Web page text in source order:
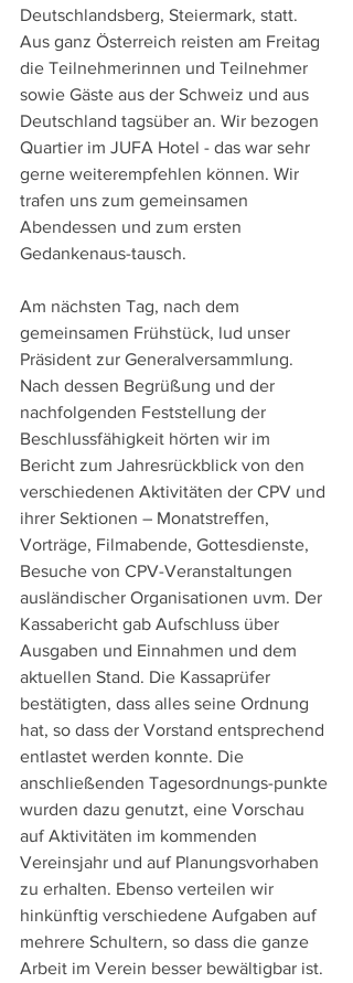
Deutschlandsberg, Steiermark, statt.
Aus ganz Österreich reisten am Freitag
die Teilnehmerinnen und Teilnehmer
sowie Gäste aus der Schweiz und aus
Deutschland tagsüber an. Wir bezogen
Quartier im JUFA Hotel - das war sehr
gerne weiterempfehlen können. Wir
trafen uns zum gemeinsamen
Abendessen und zum ersten
Gedankenaus-tausch.
Am nächsten Tag, nach dem
gemeinsamen Frühstück, lud unser
Präsident zur Generalversammlung.
Nach dessen Begrüßung und der
nachfolgenden Feststellung der
Beschlussfähigkeit hörten wir im
Bericht zum Jahresrückblick von den
verschiedenen Aktivitäten der CPV und
ihrer Sektionen – Monatstreffen,
Vorträge, Filmabende, Gottesdienste,
Besuche von CPV-Veranstaltungen
ausländischer Organisationen uvm. Der
Kassabericht gab Aufschluss über
Ausgaben und Einnahmen und dem
aktuellen Stand. Die Kassaprüfer
bestätigten, dass alles seine Ordnung
hat, so dass der Vorstand entsprechend
entlastet werden konnte. Die
anschließenden Tagesordnungs-punkte
wurden dazu genutzt, eine Vorschau
auf Aktivitäten im kommenden
Vereinsjahr und auf Planungsvorhaben
zu erhalten. Ebenso verteilen wir
hinkünftig verschiedene Aufgaben auf
mehrere Schultern, so dass die ganze
Arbeit im Verein besser bewältigbar ist.